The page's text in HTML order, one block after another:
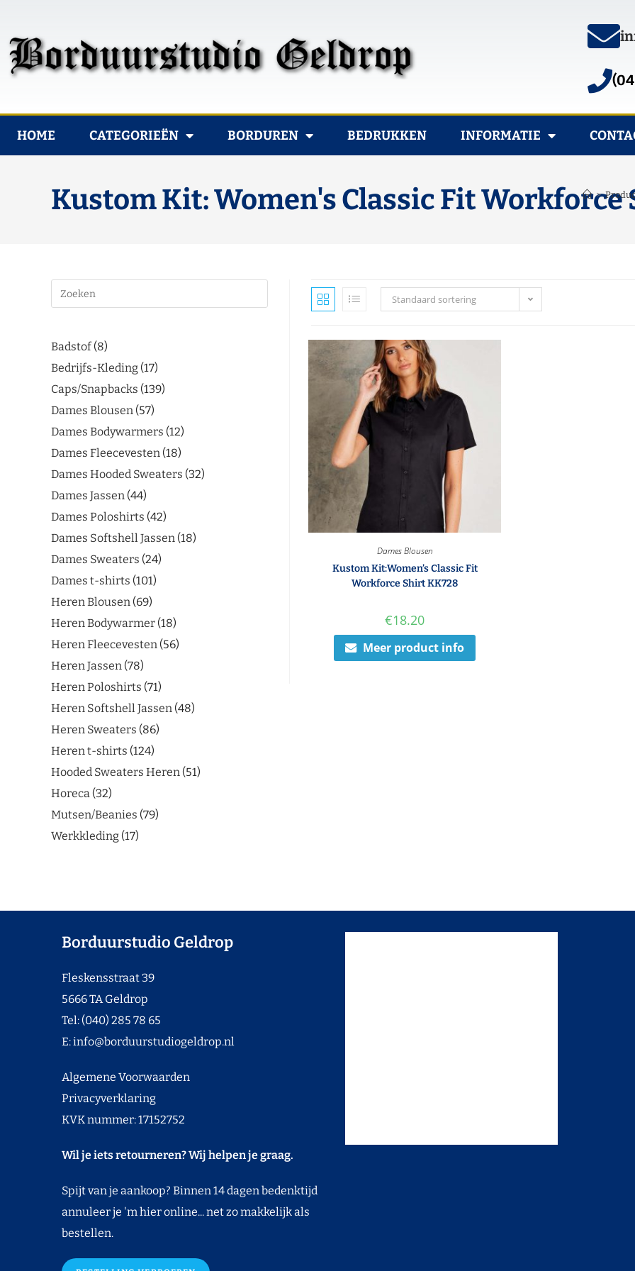
HOME CATEGORIEËN BORDUREN BEDRUKKEN INFORMATIE
Kustom Kit: Women's Classic Fit Workforce
>
Standaard sortering
Dames Blousen
Kustom Kit:Women’s Classic Fit
Workforce Shirt KK728
€18.20
Meer product info
Badstof 8
Bedrijfs-Kleding 17
Caps/Snapbacks 139
Dames Blousen 57
Dames Bodywarmers 12
Dames Fleecevesten 18
Dames Hooded Sweaters 32
Dames Jassen 44
Dames Poloshirts 42
Dames Softshell Jassen 18
Dames Sweaters 24
Dames t-shirts 101
Heren Blousen 69
Heren Bodywarmer 18
Heren Fleecevesten 56
Heren Jassen 78
Heren Poloshirts 71
Heren Softshell Jassen 48
Heren Sweaters 86
Heren t-shirts 124
Hooded Sweaters Heren 51
Horeca 32
Mutsen/Beanies 79
Werkkleding 17
Borduurstudio Geldrop
Fleskensstraat 39
5666 TA Geldrop
Tel: (040) 285 78 65
E:info@borduurstudiogeldrop.nl
Algemene Voorwaarden
Privacyverklaring
KVK nummer: 17152752
Wil je iets retourneren? Wij helpen je graag.
Spijt van je aankoop? Binnen 14 dagen bedenktijd
annuleer je 'm hier online... net zo makkelijk als
bestellen.